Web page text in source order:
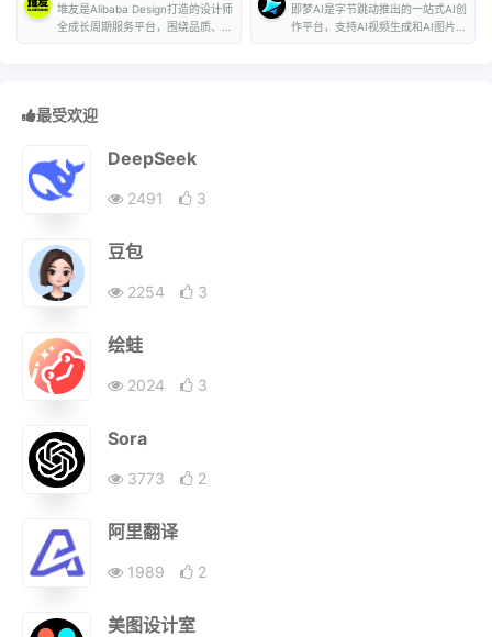
堆友是Alibaba Design打造的设计师
全成长周期服务平台，围绕品质、效
即梦AI是字节跳动推出的一站式AI创
作平台，支持AI视频生成和AI图片生
最受欢迎
DeepSeek
2491 3
豆包
2254 3
绘蛙
2024 3
Sora
3773 2
阿里翻译
1989 2
美图设计室